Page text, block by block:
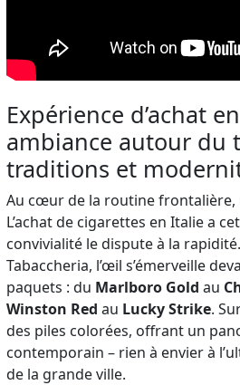
Expérience d’achat
ambiance autour du
traditions et
Au cœur de la routine frontalière,
L’achat de cigarettes en Italie a
convivialité le dispute à la
Tabaccheria, l’œil s’émerveille
paquets : du Marlboro Gold au
Winston Red au Lucky Strike.
des piles colorées, offrant un
contemporain – rien à envier à
de la grande ville.